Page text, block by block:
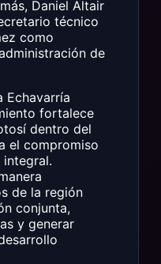
Daniel Altair
técnico
como
de
Echavarría
fortalece
dentro del
el compromiso
de la región
conjunta,
y generar